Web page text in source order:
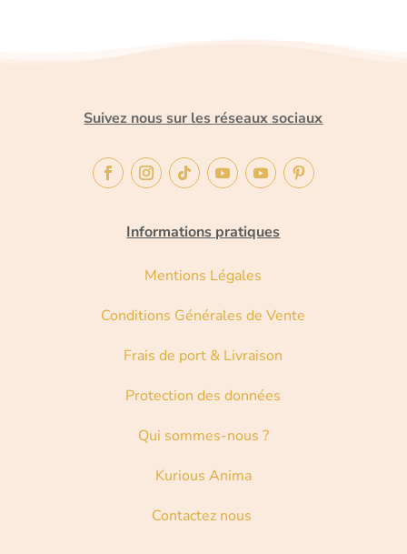
Suivez nous sur les réseaux sociaux
Informations pratiques
Mentions Légales
Conditions Générales de Vente
Frais de port & Livraison
Protection des données
Qui sommes-nous ?
Kurious Anima
Contactez nous